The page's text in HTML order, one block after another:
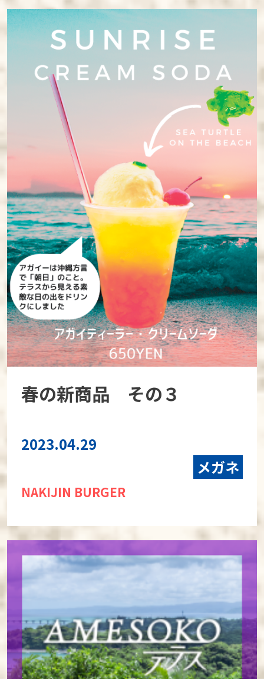
春の新商品 その３
2023.04.29
メガネ
NAKIJIN BURGER